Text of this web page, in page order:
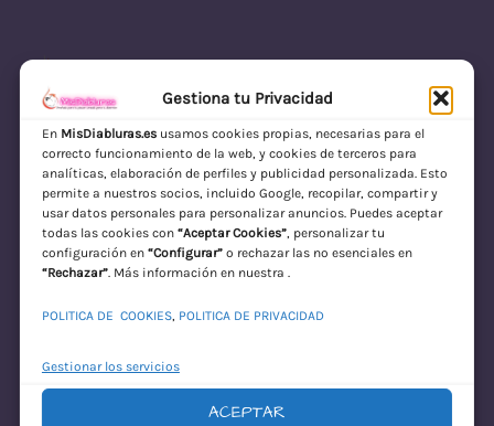
Gestiona tu Privacidad
En MisDiabluras.esusamos cookies propias, necesarias para el
correcto funcionamiento de la web, y cookies de terceros para
analíticas, elaboración de perfiles y publicidad personalizada. Esto
permite a nuestros socios, incluido Google, recopilar, compartir y
usar datos personales para personalizar anuncios. Puedes aceptar
todas las cookies con “Aceptar Cookies”, personalizar tu
configuración en “Configurar”o rechazar las no esenciales en
“Rechazar”. Más información en nuestra .
POLITICA DE COOKIES, POLITICA DE PRIVACIDAD
Gestionar los servicios
ACEPTAR
MisDiabluras | Sexshop Online con Envío
Discreto en España
Acceder